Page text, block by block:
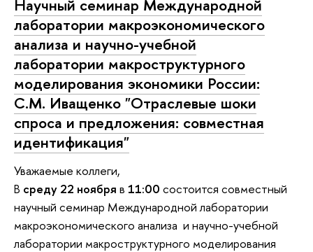
Научный семинар Международной
лаборатории макроэкономического
анализа и научно-учебной
лаборатории макроструктурного
моделирования экономики России:
С.М. Иващенко "Отраслевые шоки
спроса и предложения: совместная
идентификация"
Уважаемые коллеги,
В среду 22 ноября в 11:00 состоится совместный
научный семинар Международной лаборатории
макроэкономического анализа и научно-учебной
лаборатории макроструктурного моделирования